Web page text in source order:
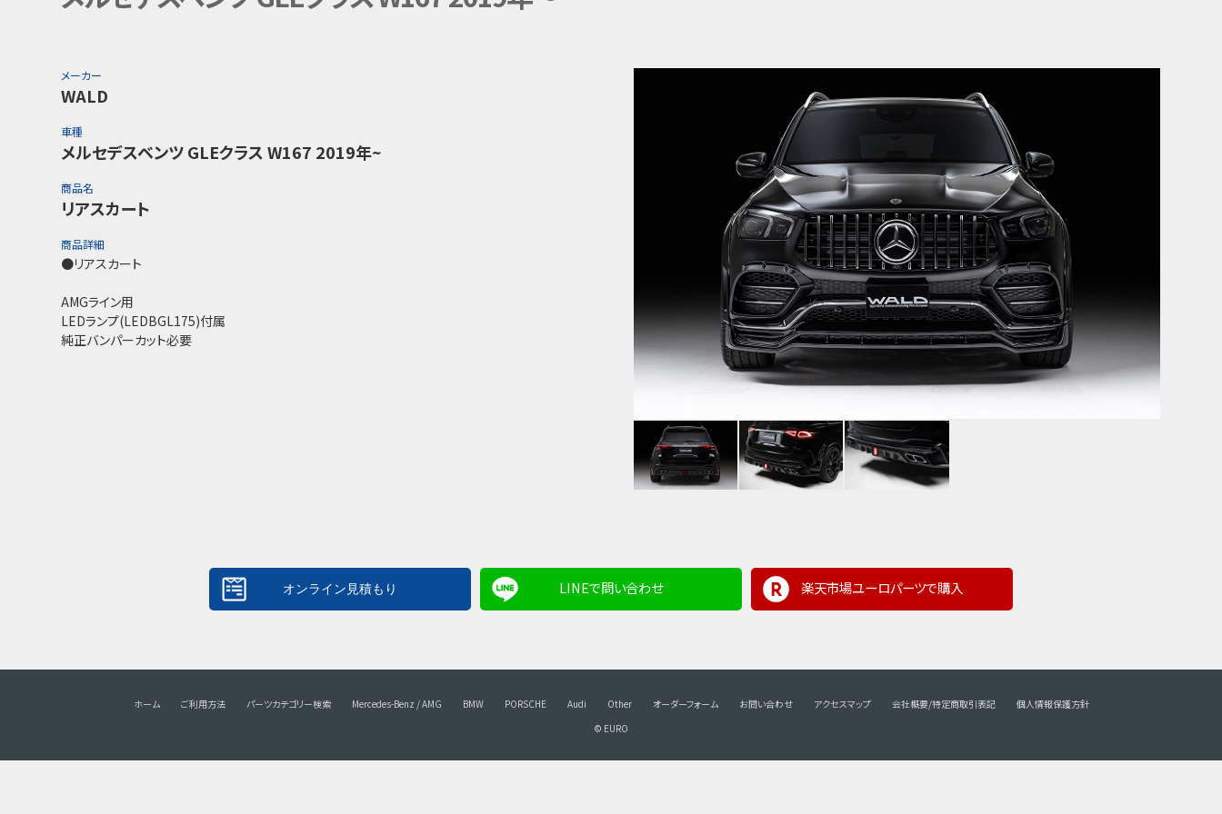
メーカー
WALD
車種
メルセデスベンツ GLEクラス W167 2019年~
商品名
リアスカート
商品詳細
●リアスカート
AMGライン用
LEDランプ(LEDBGL175)付属
純正バンパーカット必要
LINEで問い合わせ 楽天市場ユーロパーツで購入
ホーム ご利用方法 パーツカテゴリー検索 Mercedes-Benz / AMG BMW PORSCHE Audi Other オーダーフォーム お問い合わせ アクセスマップ 会社概要/特定商取引表記
個人情報保護方針
© EURO